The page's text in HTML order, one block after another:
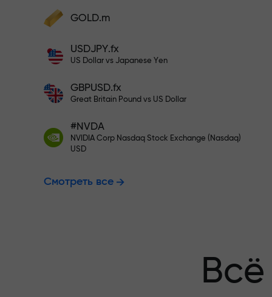
Пополните счёт — и получите бонус в
X1000 — это не опечатка. Чем больше
депозит, тем выше множитель.
Пополните на $333 —
Торгуйте
Бонус до
GOLD.m
USDJPY.fx
US Dollar vs Japanese Yen
GBPUSD.fx
Great Britain Pound vs US Dollar
#NVDA
NVIDIA Corp Nasdaq Stock Exchange (Nasdaq)
USD
Смотреть все